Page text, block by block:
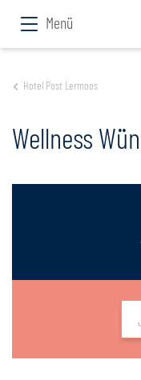
Menü
Hotel Post Lermoos
Wellness